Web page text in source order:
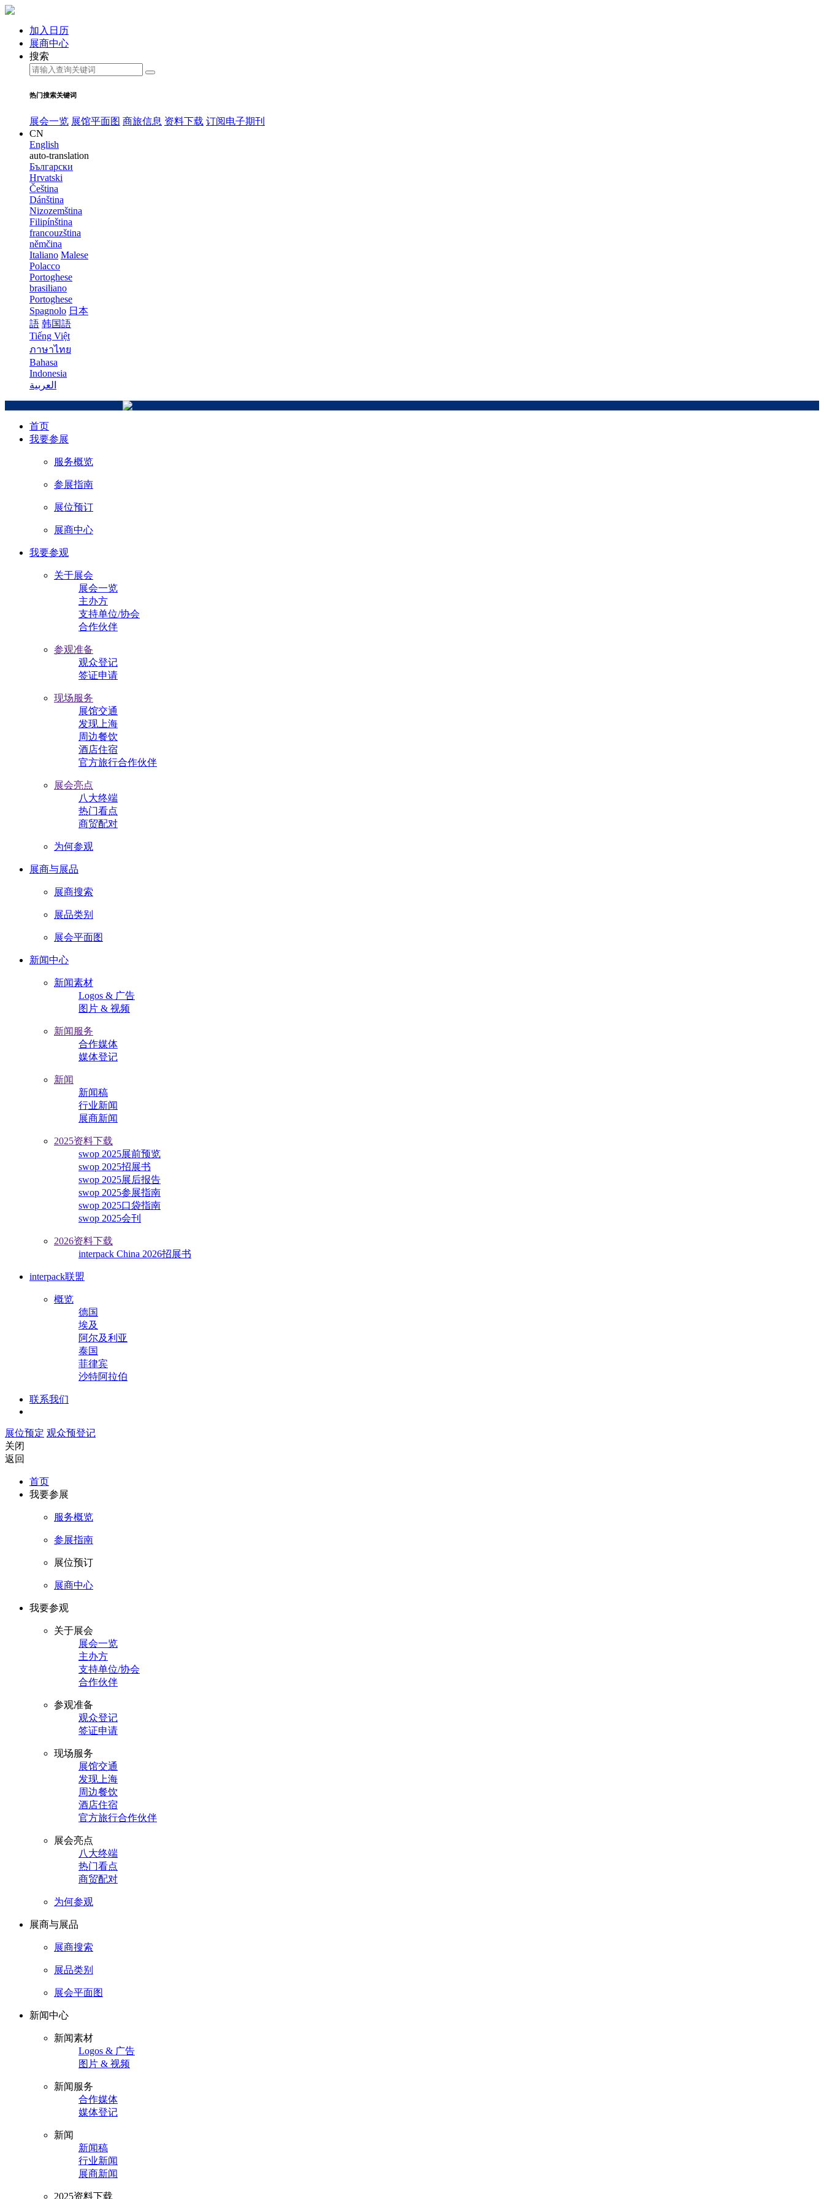
加入日历
展商中心
搜索
热门搜索关键词
展会一览 展馆平面图 商旅信息 资料下载 订阅电子期刊
CN
English
auto-translation
Български
Hrvatski
Čeština
Dánština
Nizozemština
Filipínština
francouzština
němčina
Italiano Malese
Polacco
Portoghese
brasiliano
Portoghese
Spagnolo 日本
語 韩国語
Tiếng Việt
ภาษาไทย
Bahasa
Indonesia
العربية
首页
我要参展
服务概览
参展指南
展位预订
展商中心
我要参观
关于展会
展会一览
主办方
支持单位/协会
合作伙伴
参观准备
观众登记
签证申请
现场服务
展馆交通
发现上海
周边餐饮
酒店住宿
官方旅行合作伙伴
展会亮点
八大终端
热门看点
商贸配对
为何参观
展商与展品
展商搜索
展品类别
展会平面图
新闻中心
新闻素材
Logos & 广告
图片 & 视频
新闻服务
合作媒体
媒体登记
新闻
新闻稿
行业新闻
展商新闻
2025资料下载
swop 2025展前预览
swop 2025招展书
swop 2025展后报告
swop 2025参展指南
swop 2025口袋指南
swop 2025会刊
2026资料下载
interpack China 2026招展书
interpack联盟
概览
德国
埃及
阿尔及利亚
泰国
菲律宾
沙特阿拉伯
联系我们
展位预定 观众预登记
关闭
返回
首页
我要参展
服务概览
参展指南
展位预订
展商中心
我要参观
关于展会
展会一览
主办方
支持单位/协会
合作伙伴
参观准备
观众登记
签证申请
现场服务
展馆交通
发现上海
周边餐饮
酒店住宿
官方旅行合作伙伴
展会亮点
八大终端
热门看点
商贸配对
为何参观
展商与展品
展商搜索
展品类别
展会平面图
新闻中心
新闻素材
Logos & 广告
图片 & 视频
新闻服务
合作媒体
媒体登记
新闻
新闻稿
行业新闻
展商新闻
2025资料下载